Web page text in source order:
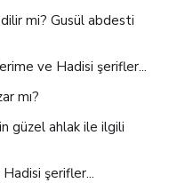
mi? Gusül abdesti
ve Hadisi şerifler...
mı?
güzel ahlak ile ilgili
şerifler...